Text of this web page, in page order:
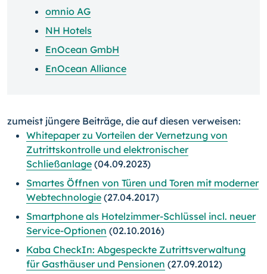
omnio AG
NH Hotels
EnOcean GmbH
EnOcean Alliance
zumeist jüngere Beiträge, die auf diesen verweisen:
Whitepaper zu Vorteilen der Vernetzung von
Zutrittskontrolle und elektronischer
Schließanlage (04.09.2023)
Smartes Öffnen von Türen und Toren mit moderner
Webtechnologie (27.04.2017)
Smartphone als Hotelzimmer-Schlüssel incl. neuer
Service-Optionen (02.10.2016)
Kaba CheckIn: Abgespeckte Zutrittsverwaltung
für Gasthäuser und Pensionen (27.09.2012)